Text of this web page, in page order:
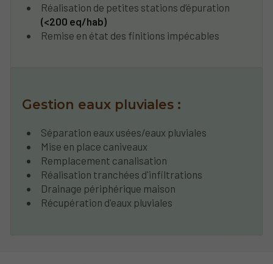
Réalisation de petites stations d’épuration
(<200 eq/hab)
Remise en état des finitions impécables
Gestion eaux pluviales :
Séparation eaux usées/eaux pluviales
Mise en place caniveaux
Remplacement canalisation
Réalisation tranchées d'infiltrations
Drainage périphérique maison
Récupération d'eaux pluviales